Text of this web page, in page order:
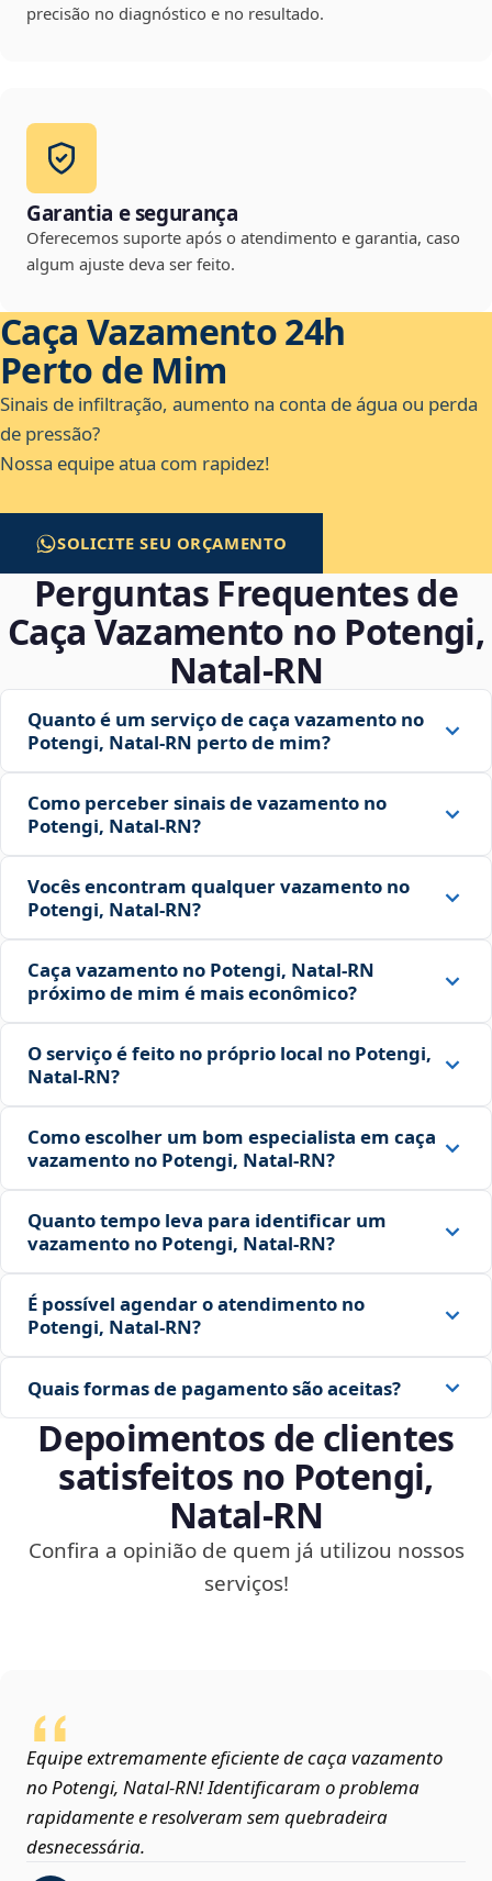
precisão no diagnóstico e no resultado.
Garantia e segurança
Oferecemos suporte após o atendimento e garantia, caso
algum ajuste deva ser feito.
Caça Vazamento 24h
Perto de Mim
Sinais de infiltração, aumento na conta de água ou perda
de pressão?
Nossa equipe atua com rapidez!
SOLICITE SEU ORÇAMENTO
Perguntas Frequentes de
Caça Vazamento no Potengi,
Natal‑RN
Quanto é um serviço de caça vazamento no
Potengi, Natal‑RN perto de mim?
Como perceber sinais de vazamento no
Potengi, Natal‑RN?
Vocês encontram qualquer vazamento no
Potengi, Natal‑RN?
Caça vazamento no Potengi, Natal‑RN
próximo de mim é mais econômico?
O serviço é feito no próprio local no Potengi,
Natal‑RN?
Como escolher um bom especialista em caça
vazamento no Potengi, Natal‑RN?
Quanto tempo leva para identificar um
vazamento no Potengi, Natal‑RN?
É possível agendar o atendimento no
Potengi, Natal‑RN?
Quais formas de pagamento são aceitas?
Depoimentos de clientes
satisfeitos no Potengi,
Natal‑RN
Confira a opinião de quem já utilizou nossos
serviços!
Equipe extremamente eficiente de caça vazamento
no Potengi, Natal‑RN! Identificaram o problema
rapidamente e resolveram sem quebradeira
desnecessária.